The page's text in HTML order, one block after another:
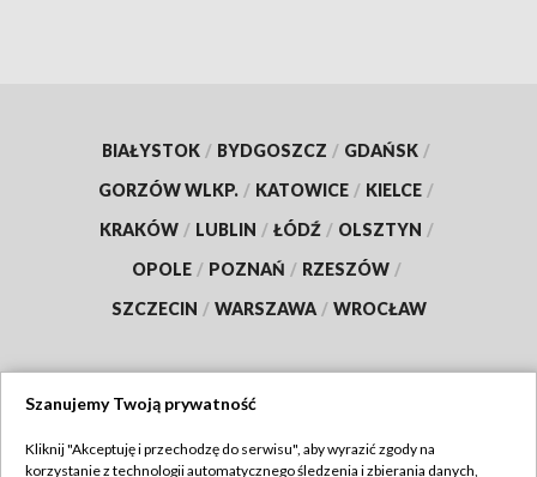
BIAŁYSTOK / BYDGOSZCZ / GDAŃSK /
GORZÓW WLKP. / KATOWICE / KIELCE /
KRAKÓW / LUBLIN / ŁÓDŹ / OLSZTYN /
OPOLE / POZNAŃ / RZESZÓW /
SZCZECIN / WARSZAWA / WROCŁAW
Szanujemy Twoją prywatność
Kliknij "Akceptuję i przechodzę do serwisu", aby wyrazić zgody na
korzystanie z technologii automatycznego śledzenia i zbierania danych,